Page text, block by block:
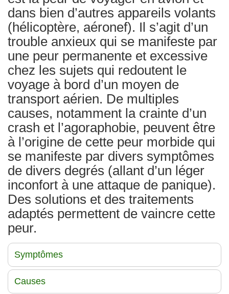
dans bien d’autres appareils volants
(hélicoptère, aéronef). Il s’agit d’un
trouble anxieux qui se manifeste par
une peur permanente et excessive
chez les sujets qui redoutent le
voyage à bord d’un moyen de
transport aérien. De multiples
causes, notamment la crainte d’un
crash et l’agoraphobie, peuvent être
à l’origine de cette peur morbide qui
se manifeste par divers symptômes
de divers degrés (allant d’un léger
inconfort à une attaque de panique).
Des solutions et des traitements
adaptés permettent de vaincre cette
peur.
Symptômes
Causes